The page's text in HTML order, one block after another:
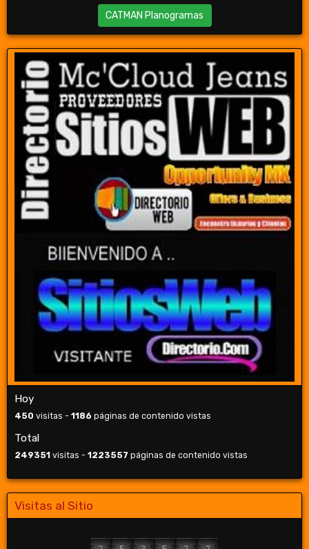
CATMAN Planogramas
Hoy
450 visitas - 1186 páginas de contenido vistas
Total
249351 visitas - 1223557 páginas de contenido vistas
Visitas al Sitio